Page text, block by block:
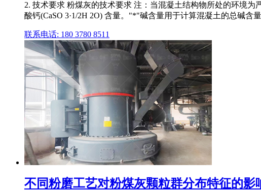
2. 技术要求 粉煤灰的技术要求 注：当混凝土结构物所处的环境
酸钙(CaSO 3·1/2H 2O) 含量。"*"碱含量用于计算混凝土的总碱含量
联系电话: 180 3780 8511
不同粉磨工艺对粉煤灰颗粒群分布特征的影